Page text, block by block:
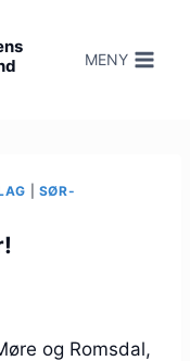
MENY
SØR-
og Romsdal,